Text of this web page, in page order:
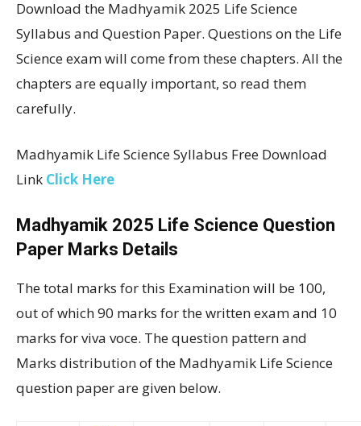
Download the Madhyamik 2025 Life Science
Syllabus and Question Paper. Questions on the Life
Science exam will come from these chapters. All the
chapters are equally important, so read them
carefully.
Madhyamik Life Science Syllabus Free Download
Link Click Here
Madhyamik 2025 Life Science Question
Paper Marks Details
The total marks for this Examination will be 100,
out of which 90 marks for the written exam and 10
marks for viva voce. The question pattern and
Marks distribution of the Madhyamik Life Science
question paper are given below.